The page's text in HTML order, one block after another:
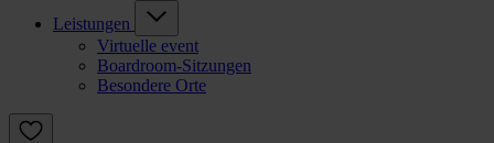
Leistungen
Virtuelle event
Boardroom-Sitzungen
Besondere Orte